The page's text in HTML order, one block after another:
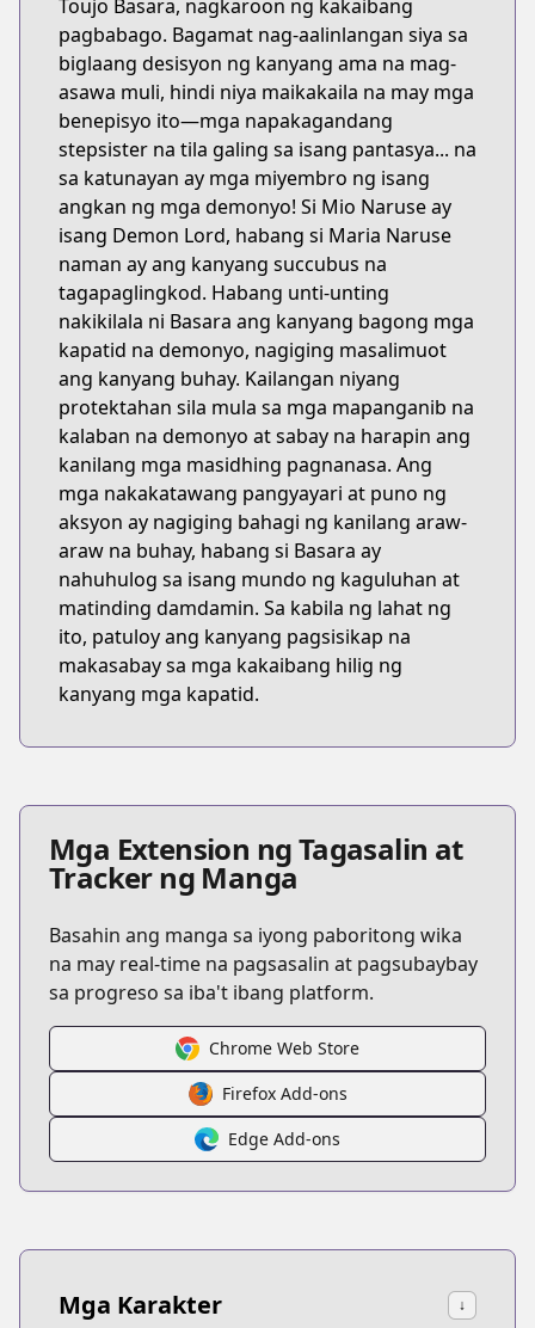
Toujo Basara, nagkaroon ng kakaibang
pagbabago. Bagamat nag-aalinlangan siya sa
biglaang desisyon ng kanyang ama na mag-
asawa muli, hindi niya maikakaila na may mga
benepisyo ito—mga napakagandang
stepsister na tila galing sa isang pantasya... na
sa katunayan ay mga miyembro ng isang
angkan ng mga demonyo! Si Mio Naruse ay
isang Demon Lord, habang si Maria Naruse
naman ay ang kanyang succubus na
tagapaglingkod. Habang unti-unting
nakikilala ni Basara ang kanyang bagong mga
kapatid na demonyo, nagiging masalimuot
ang kanyang buhay. Kailangan niyang
protektahan sila mula sa mga mapanganib na
kalaban na demonyo at sabay na harapin ang
kanilang mga masidhing pagnanasa. Ang
mga nakakatawang pangyayari at puno ng
aksyon ay nagiging bahagi ng kanilang araw-
araw na buhay, habang si Basara ay
nahuhulog sa isang mundo ng kaguluhan at
matinding damdamin. Sa kabila ng lahat ng
ito, patuloy ang kanyang pagsisikap na
makasabay sa mga kakaibang hilig ng
kanyang mga kapatid.
Mga Extension ng Tagasalin at
Tracker ng Manga
Basahin ang manga sa iyong paboritong wika
na may real-time na pagsasalin at pagsubaybay
sa progreso sa iba't ibang platform.
Chrome Web Store
Firefox Add-ons
Edge Add-ons
Mga Karakter ↓